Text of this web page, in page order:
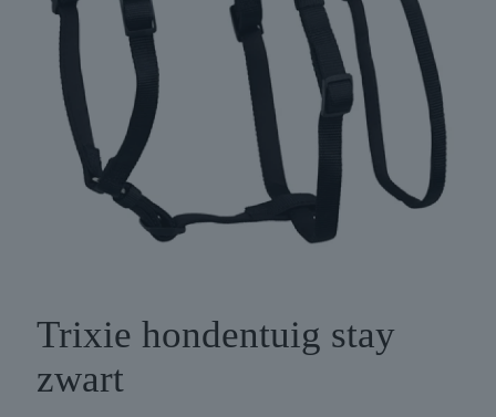
Trixie hondentuig stay
zwart